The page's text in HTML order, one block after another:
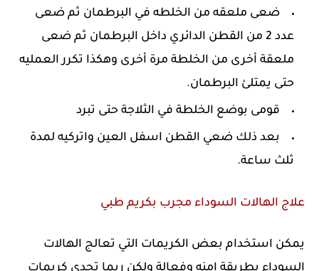
ضعى ملعقه من الخلطه في البرطمان ثم ضعى
عدد 2 من القطن الدائري داخل البرطمان ثم ضعى
ملعقة أخرى من الخلطة مرة أخرى وهكذا تكرر العمليه
حتى يمتلئ البرطمان.
قومى بوضع الخلطة في الثلاجة حتى تبرد
بعد ذلك ضعي القطن اسفل العين واتركيه لمدة
ثلث ساعة.
علاج الهالات السوداء مجرب بكريم طبي
يمكن استخدام بعض الكريمات التي تعالج الهالات
السوداء بطريقة امنه وفعالة ولكن ربما تجدى كريمات